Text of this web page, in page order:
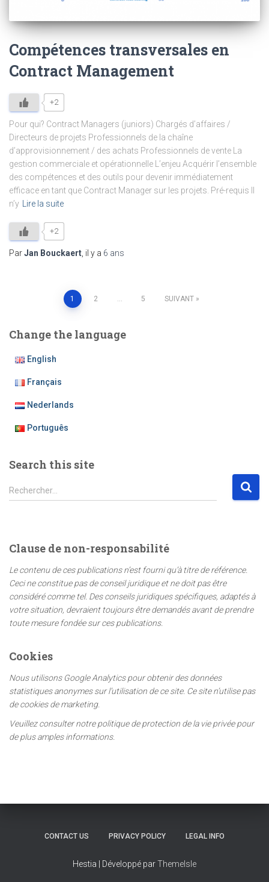
Compétences transversales en
Contract Management
+2
Pour qui? Contract Managers (juniors) Chargés d’affaires /
Directeurs de projets Professionnels de la chaîne
d’approvisionnement / des achats Professionnels de vente La
gestion commerciale et opérationnelle L’enjeu Acquérir l’ensemble
des compétences et des outils pour devenir immédiatement
efficace en tant que Contract Manager sur les projets. Pré-requis Il
n’y Lire la suite
+2
ParJan Bouckaert, il y a 6 ans
Pagination
des
publications
1 2 … 5 SUIVANT
Change the language
English
Français
Nederlands
Português
Search this site
R
e
r
c
h
Rechercher…
Clause de non-responsabilité
Le contenu de ces publications n’est fourni qu’à titre de référence.
Ceci ne constitue pas de conseil juridique et ne doit pas être
considéré comme tel. Des conseils juridiques spécifiques, adaptés à
votre situation, devraient toujours être demandés avant de prendre
toute mesure fondée sur ces publications.
Cookies
Nous utilisons Google Analytics pour obtenir des données
statistiques anonymes sur l’utilisation de ce site. Ce site n’utilise pas
de cookies de marketing.
Veuillez consulter notre politique de protection de la vie privée pour
de plus amples informations.
CONTACT US PRIVACY POLICY LEGAL INFO
Hestia | Développé parThemeIsle